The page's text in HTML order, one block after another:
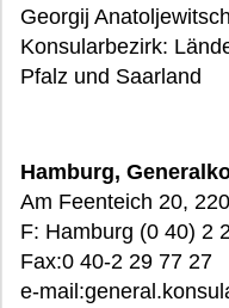
Georgij
Konsularbezirk:
Pfalz und Saarland
Hamburg,
Am Feenteich 20,
F: Hamburg (0 40) 2
Fax:0 40-2 29 77 27
e-